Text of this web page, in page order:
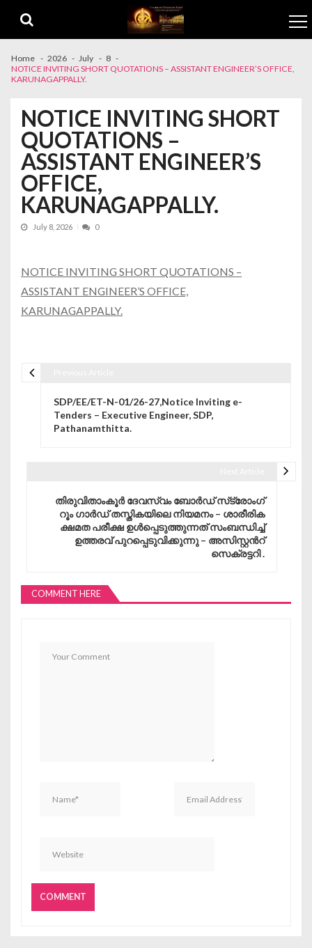
Home 2026 July
8
NOTICE INVITING SHORT QUOTATIONS – ASSISTANT ENGINEER’S OFFICE,
KARUNAGAPPALLY.
NOTICE INVITING SHORT
QUOTATIONS –
ASSISTANT ENGINEER’S
OFFICE,
KARUNAGAPPALLY.
July 8, 2026 0
NOTICE INVITING SHORT QUOTATIONS –
ASSISTANT ENGINEER’S OFFICE,
KARUNAGAPPALLY.
SDP/EE/ET-N-01/26-27,Notice Inviting e-
Tenders – Executive Engineer, SDP,
Pathanamthitta.
തിരുവിതാംകൂർ ദേവസ്വം ബോർഡ് സ്‌ട്രോംഗ്
റൂം ഗാർഡ് തസ്തികയിലെ നിയമനം – ശാരീരിക
ക്ഷമത പരീക്ഷ ഉൾപ്പെടുത്തുന്നത് സംബന്ധിച്ച്
ഉത്തരവ് പുറപ്പെടുവിക്കുന്നു – അസിസ്റ്റൻറ്
സെക്രട്ടറി .
COMMENT HERE